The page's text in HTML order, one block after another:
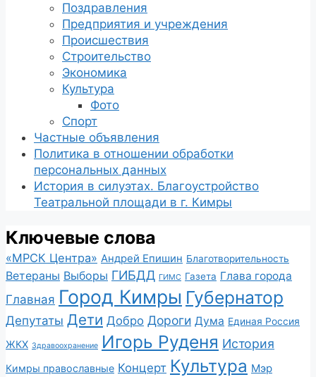
Поздравления
Предприятия и учреждения
Происшествия
Строительство
Экономика
Культура
Фото
Спорт
Частные объявления
Политика в отношении обработки
персональных данных
История в силуэтах. Благоустройство
Театральной площади в г. Кимры
Ключевые слова
«МРСК Центра» Андрей Епишин Благотворительность
Ветераны Выборы ГИБДД ГИМС Газета Глава города
Главная Город Кимры Губернатор
Депутаты Дети Добро Дороги Дума Единая Россия
ЖКХ Здравоохранение Игорь Руденя История
Кимры православные Концерт Культура Мэр